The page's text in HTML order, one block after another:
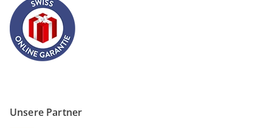
Unsere Partner